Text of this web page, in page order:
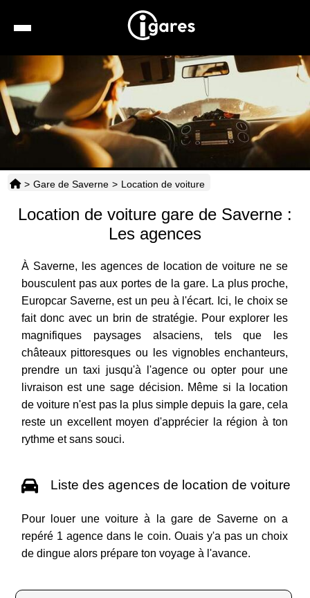
Recherche
Location de voiture
Hôtels
Taxis
Horaires
> Gare de Saverne > Location de voiture
Location de voiture gare de Saverne :
Les agences
À Saverne, les agences de location de voiture ne se
bousculent pas aux portes de la gare. La plus proche,
Europcar Saverne, est un peu à l'écart. Ici, le choix se
fait donc avec un brin de stratégie. Pour explorer les
magnifiques paysages alsaciens, tels que les
châteaux pittoresques ou les vignobles enchanteurs,
prendre un taxi jusqu'à l'agence ou opter pour une
livraison est une sage décision. Même si la location
de voiture n'est pas la plus simple depuis la gare, cela
reste un excellent moyen d'apprécier la région à ton
rythme et sans souci.
Liste des agences de location de voiture
Pour louer une voiture à la gare de Saverne on a
repéré 1 agence dans le coin. Ouais y'a pas un choix
de dingue alors prépare ton voyage à l'avance.